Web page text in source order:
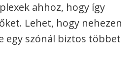
ahhoz, hogy így
Lehet, hogy nehezen
egy szónál biztos többet